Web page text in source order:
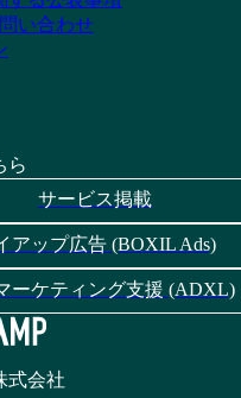
い合わせ
ら
サービス掲載
アップ広告 (BOXIL Ads)
ーケティング支援 (ADXL)
式会社